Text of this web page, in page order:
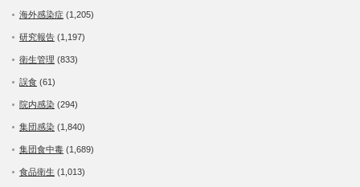
海外感染症 (1,205)
研究報告 (1,197)
衛生管理 (833)
誤食 (61)
院内感染 (294)
集団感染 (1,840)
集団食中毒 (1,689)
食品衛生 (1,013)